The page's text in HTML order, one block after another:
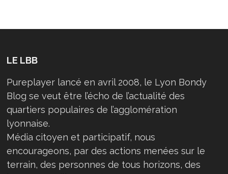
LE LBB
Pureplayer lancé en avril 2008, le Lyon Bondy
Blog se veut être l’écho de l’actualité des
quartiers populaires de l’agglomération
lyonnaise.
Média citoyen et participatif, nous
encourageons, par des actions menées sur le
terrain, des personnes de tous horizons, des